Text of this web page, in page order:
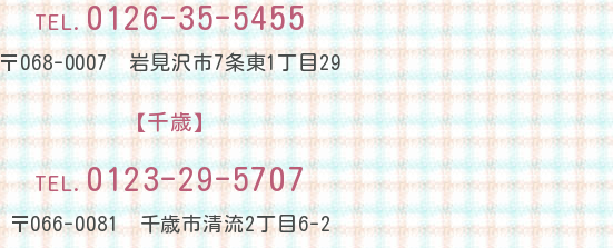
TEL. 0126-35-5455
〒068-0007 岩見沢市7条東1丁目29
【千歳】
TEL.0123-29-5707
〒066-0081 千歳市清流2丁目6-2